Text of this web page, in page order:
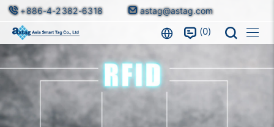
+886-4-2382-6318 astag@astag.com
0